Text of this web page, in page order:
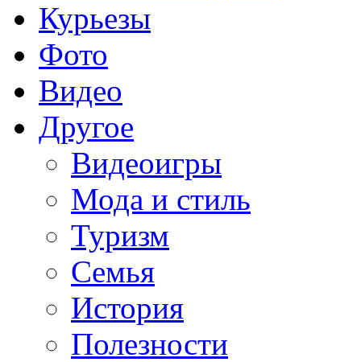
Курьезы
Фото
Видео
Другое
Видеоигры
Мода и стиль
Туризм
Семья
История
Полезности